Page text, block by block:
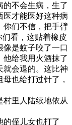
的不会生病，生了
医才能医好这种病
你们不信，把手臂
看，这贴着橡皮
像是蚊子咬了一口
他给我用火酒抹了
就会退的。这比神
也给打过针了，
村里人陆续地依从
的侄儿女也打了